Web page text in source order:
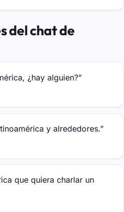
del chat de
¿hay alguien?”
y alrededores.”
que quiera charlar un